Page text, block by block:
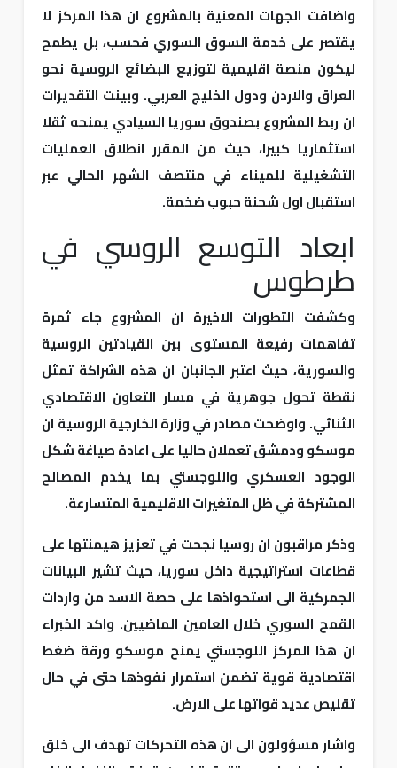
واضافت الجهات المعنية بالمشروع ان هذا المركز لا
يقتصر على خدمة السوق السوري فحسب، بل يطمح
ليكون منصة اقليمية لتوزيع البضائع الروسية نحو
العراق والاردن ودول الخليج العربي. وبينت التقديرات
ان ربط المشروع بصندوق سوريا السيادي يمنحه ثقلا
استثماريا كبيرا، حيث من المقرر انطلاق العمليات
التشغيلية للميناء في منتصف الشهر الحالي عبر
استقبال اول شحنة حبوب ضخمة.
ابعاد التوسع الروسي في
طرطوس
وكشفت التطورات الاخيرة ان المشروع جاء ثمرة
تفاهمات رفيعة المستوى بين القيادتين الروسية
والسورية، حيث اعتبر الجانبان ان هذه الشراكة تمثل
نقطة تحول جوهرية في مسار التعاون الاقتصادي
الثنائي. واوضحت مصادر في وزارة الخارجية الروسية ان
موسكو ودمشق تعملان حاليا على اعادة صياغة شكل
الوجود العسكري واللوجستي بما يخدم المصالح
المشتركة في ظل المتغيرات الاقليمية المتسارعة.
وذكر مراقبون ان روسيا نجحت في تعزيز هيمنتها على
قطاعات استراتيجية داخل سوريا، حيث تشير البيانات
الجمركية الى استحواذها على حصة الاسد من واردات
القمح السوري خلال العامين الماضيين. واكد الخبراء
ان هذا المركز اللوجستي يمنح موسكو ورقة ضغط
اقتصادية قوية تضمن استمرار نفوذها حتى في حال
تقليص عديد قواتها على الارض.
واشار مسؤولون الى ان هذه التحركات تهدف الى خلق